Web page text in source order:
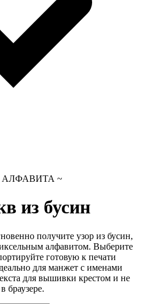
~
из бусин
получите узор из бусин,
алфавитом. Выберите
готовую к печати
для манжет с именами
для вышивки крестом и не
браузере.